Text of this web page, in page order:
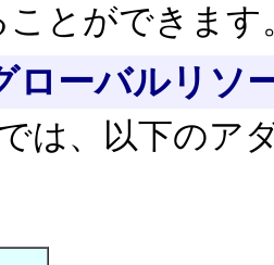
ことができます
ローバルリソ
は、以下のア